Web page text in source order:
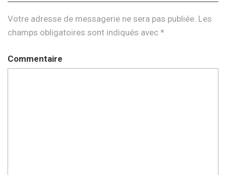
Votre adresse de messagerie ne sera pas publiée. Les
champs obligatoires sont indiqués avec *
Commentaire